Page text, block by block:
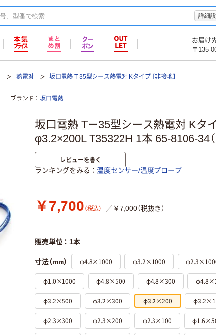
詳細
お届け
〒135-
熱電対 坂口電熱 T-35型シース熱電対 Kタイプ 【非接地】
ブランド 坂口電熱
坂口電熱 Tー35型シース熱電対 Kタイ
φ3.2×200L T35322H 1本 65-8106-34（
レビューを書く
ランキングをみる 温度センサー/温度プローブ
￥7,700 （税込） ／￥7,000（税抜き）
販売単位：1本
寸法（mm） φ4.8×1000 φ3.2×1000
φ1.0×1000 φ4.8×500 φ4.8×300
φ3.2×500 φ3.2×300 φ3.2×200
φ2.3×300 φ2.3×200 φ2.3×100